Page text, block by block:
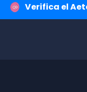
Verifica el